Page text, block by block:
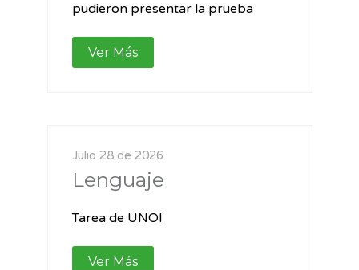
pudieron presentar la prueba
Ver Más
Julio 28 de 2026
Lenguaje
Tarea de UNOI
Ver Más